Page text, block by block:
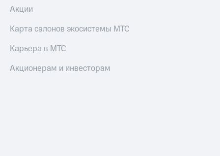
Акции
Карта салонов экосистемы МТС
Карьера в МТС
Акционерам и инвесторам